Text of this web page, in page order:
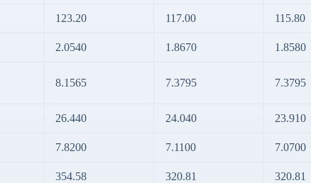
123.20 117.00 115.80
2.0540 1.8670 1.8580
8.1565 7.3795 7.3795
26.440 24.040 23.910
7.8200 7.1100 7.0700
354.58 320.81 320.81